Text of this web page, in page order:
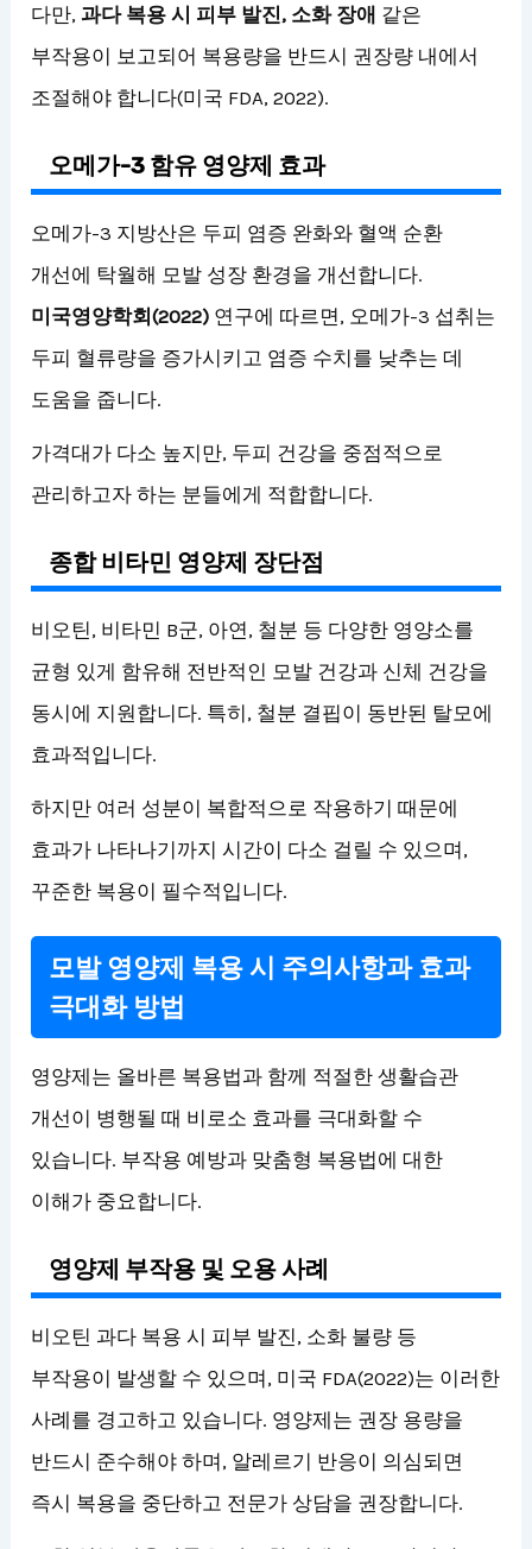
다만,과다 복용 시 피부 발진, 소화 장애 같은
부작용이 보고되어 복용량을 반드시 권장량 내에서
조절해야 합니다(미국 FDA, 2022).
오메가-3 함유 영양제 효과
오메가-3 지방산은 두피 염증 완화와 혈액 순환
개선에 탁월해 모발 성장 환경을 개선합니다.
미국영양학회(2022) 연구에 따르면, 오메가-3 섭취는
두피 혈류량을 증가시키고 염증 수치를 낮추는 데
도움을 줍니다.
가격대가 다소 높지만, 두피 건강을 중점적으로
관리하고자 하는 분들에게 적합합니다.
종합 비타민 영양제 장단점
비오틴, 비타민 B군, 아연, 철분 등 다양한 영양소를
균형 있게 함유해 전반적인 모발 건강과 신체 건강을
동시에 지원합니다. 특히, 철분 결핍이 동반된 탈모에
효과적입니다.
하지만 여러 성분이 복합적으로 작용하기 때문에
효과가 나타나기까지 시간이 다소 걸릴 수 있으며,
꾸준한 복용이 필수적입니다.
모발 영양제 복용 시 주의사항과 효과
극대화 방법
영양제는 올바른 복용법과 함께 적절한 생활습관
개선이 병행될 때 비로소 효과를 극대화할 수
있습니다. 부작용 예방과 맞춤형 복용법에 대한
이해가 중요합니다.
영양제 부작용 및 오용 사례
비오틴 과다 복용 시 피부 발진, 소화 불량 등
부작용이 발생할 수 있으며, 미국 FDA(2022)는 이러한
사례를 경고하고 있습니다. 영양제는 권장 용량을
반드시 준수해야 하며, 알레르기 반응이 의심되면
즉시 복용을 중단하고 전문가 상담을 권장합니다.